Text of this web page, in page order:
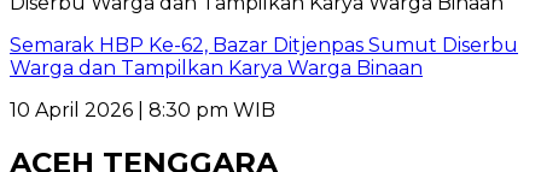
Semarak HBP Ke-62, Bazar Ditjenpas Sumut Diserbu
Warga dan Tampilkan Karya Warga Binaan
10 April 2026 | 8:30 pm WIB
ACEH TENGGARA